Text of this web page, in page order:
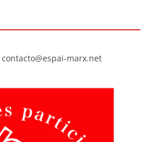
contacto@espai-marx.net